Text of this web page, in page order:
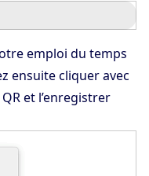
emploi du temps
ensuite cliquer avec
et l’enregistrer